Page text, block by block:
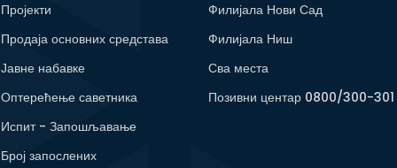
Пројекти
Продаја основних средстава
Јавне набавке
Оптерећење саветника
Испит - Запошљавање
Број запослених
Филијала Нови Сад
Филијала Ниш
Сва места
Позивни центар 0800/300-301